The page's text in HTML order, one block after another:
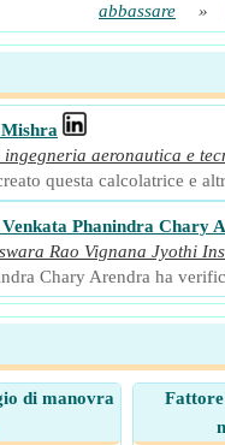
abbassare
»
aeronautica e
questa calcolatrice e
Venkata Phanindra Chary
Rao Vignana Jyothi
Chary Arendra ha
di manovra